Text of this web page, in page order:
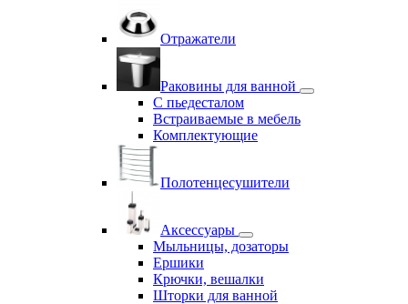
Отражатели
Раковины для ванной
С пьедесталом
Встраиваемые в мебель
Комплектующие
Полотенцесушители
Аксессуары
Мыльницы, дозаторы
Ершики
Крючки, вешалки
Шторки для ванной